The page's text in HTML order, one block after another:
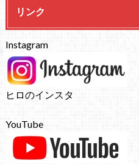
リンク
Instagram
ヒロのインスタ
YouTube